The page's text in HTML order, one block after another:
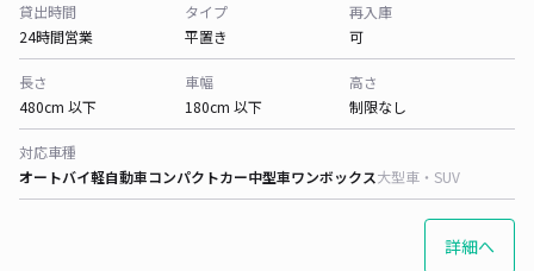
貸出時間
24時間営業
タイプ
平置き
再入庫
可
長さ
480cm 以下
車幅
180cm 以下
高さ
制限なし
対応車種
オートバイ軽自動車コンパクトカー中型車ワンボックス大型車・SUV
詳細へ